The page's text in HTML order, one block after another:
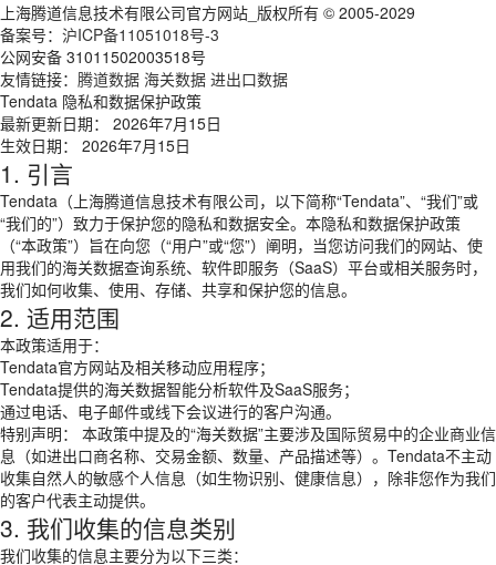
上海腾道信息技术有限公司官方网站_版权所有 © 2005-2029
备案号： 沪ICP备11051018号-3
公网安备 31011502003518号
友情链接： 腾道数据 海关数据 进出口数据
Tendata 隐私和数据保护政策
最新更新日期： 2026年7月15日
生效日期： 2026年7月15日
1. 引言
Tendata（上海腾道信息技术有限公司，以下简称“Tendata”、“我们”或
“我们的”）致力于保护您的隐私和数据安全。本隐私和数据保护政策
（“本政策”）旨在向您（“用户”或“您”）阐明，当您访问我们的网站、使
用我们的海关数据查询系统、软件即服务（SaaS）平台或相关服务时，
我们如何收集、使用、存储、共享和保护您的信息。
2. 适用范围
本政策适用于：
Tendata官方网站及相关移动应用程序；
Tendata提供的海关数据智能分析软件及SaaS服务；
通过电话、电子邮件或线下会议进行的客户沟通。
特别声明： 本政策中提及的“海关数据”主要涉及国际贸易中的企业商业信
息（如进出口商名称、交易金额、数量、产品描述等）。Tendata不主动
收集自然人的敏感个人信息（如生物识别、健康信息），除非您作为我们
的客户代表主动提供。
3. 我们收集的信息类别
我们收集的信息主要分为以下三类：